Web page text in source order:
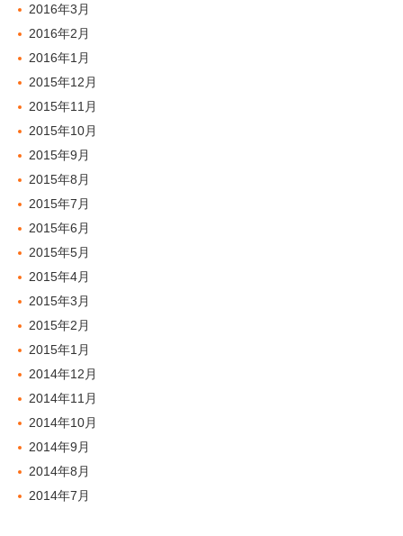
2016年3月
2016年2月
2016年1月
2015年12月
2015年11月
2015年10月
2015年9月
2015年8月
2015年7月
2015年6月
2015年5月
2015年4月
2015年3月
2015年2月
2015年1月
2014年12月
2014年11月
2014年10月
2014年9月
2014年8月
2014年7月